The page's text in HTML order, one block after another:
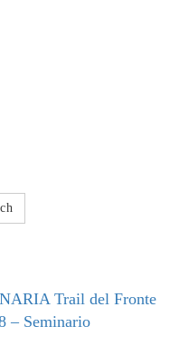
Trail del Fronte
– Seminario